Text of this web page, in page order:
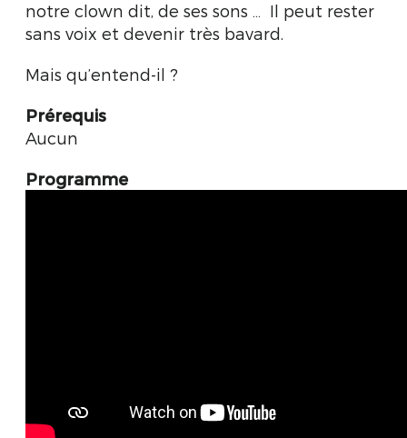
notre clown dit, de ses sons … Il peut rester
sans voix et devenir très bavard.
Mais qu’entend-il ?
Prérequis
Aucun
Programme